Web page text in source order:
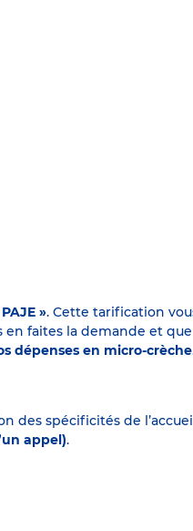
». Cette tarification
faites la demande et
dépenses en micro-crèche
des spécificités de
appel).